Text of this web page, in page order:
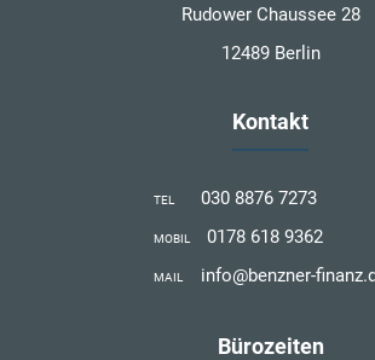
Rudower Chaussee 28
12489 Berlin
Kontakt
TEL 030 8876 7273
MOBIL 0178 618 9362
MAIL info@benzner-
Bürozeiten